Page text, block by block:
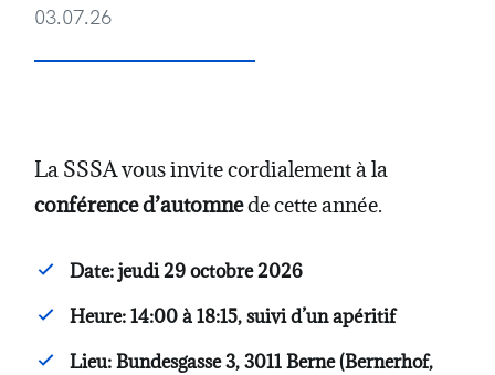
03.07.26
La SSSA vous invite cordialement à la
conférence d’automnede cette année.
Date: jeudi 29 octobre 2026
Heure: 14:00 à 18:15, suivi d’un apéritif
Lieu: Bundesgasse 3, 3011 Berne (Bernerhof,